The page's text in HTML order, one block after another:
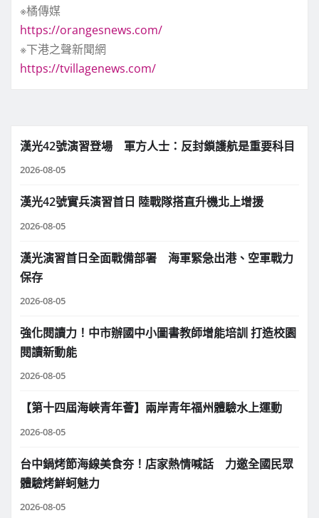
※橘傳媒
https://orangesnews.com/
※下港之聲新聞網
https://tvillagenews.com/
漢光42號演習登場 軍方人士：反封鎖護航是重要科目
2026-08-05
漢光42號實兵演習首日 陸戰隊搭直升機北上增援
2026-08-05
漢光演習首日全面戰備部署 海軍緊急出港、空軍戰力
保存
2026-08-05
強化閱讀力！中市辦國中小圖書教師增能培訓 打造校園
閱讀新動能
2026-08-05
【第十四屆海峽青年薈】兩岸青年福州體驗水上運動
2026-08-05
台中鍋烤節海線美食夯！店家熱情喊話 力邀全國民眾
體驗烤鮮蚵魅力
2026-08-05